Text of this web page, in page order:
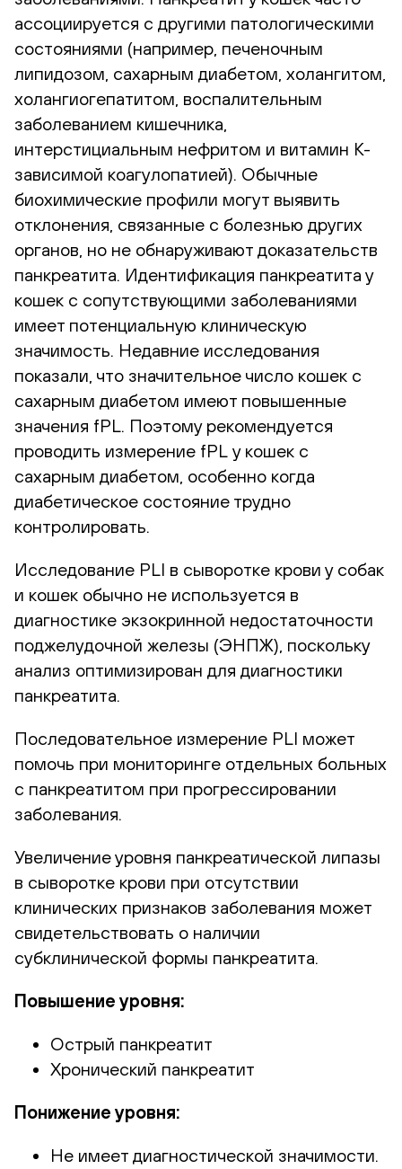
ассоциируется с другими патологическими
состояниями (например, печеночным
липидозом, сахарным диабетом, холангитом,
холангиогепатитом, воспалительным
заболеванием кишечника,
интерстициальным нефритом и витамин К-
зависимой коагулопатией). Обычные
биохимические профили могут выявить
отклонения, связанные с болезнью других
органов, но не обнаруживают доказательств
панкреатита. Идентификация панкреатита у
кошек с сопутствующими заболеваниями
имеет потенциальную клиническую
значимость. Недавние исследования
показали, что значительное число кошек с
сахарным диабетом имеют повышенные
значения fPL. Поэтому рекомендуется
проводить измерение fPL у кошек с
сахарным диабетом, особенно когда
диабетическое состояние трудно
контролировать.
Исследование PLI в сыворотке крови у собак
и кошек обычно не используется в
диагностике экзокринной недостаточности
поджелудочной железы (ЭНПЖ), поскольку
анализ оптимизирован для диагностики
панкреатита.
Последовательное измерение PLI может
помочь при мониторинге отдельных больных
с панкреатитом при прогрессировании
заболевания.
Увеличение уровня панкреатической липазы
в сыворотке крови при отсутствии
клинических признаков заболевания может
свидетельствовать о наличии
субклинической формы панкреатита.
Повышение уровня:
Острый панкреатит
Хронический панкреатит
Понижение уровня:
Не имеет диагностической значимости.